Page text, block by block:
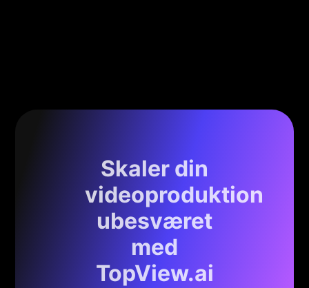
Skaler din
videoproduktion
ubesværet
med
TopView.ai